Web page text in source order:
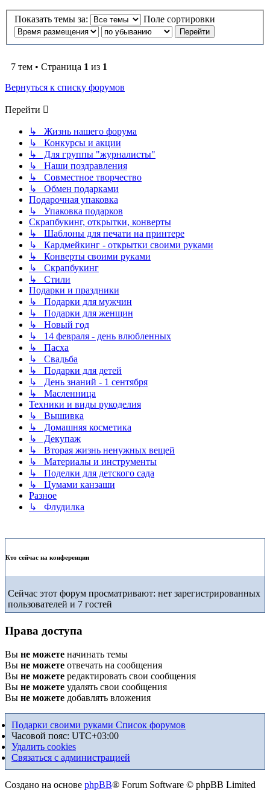
Показать темы за: Поле сортировки
7 тем • Страница 1 из 1
Вернуться к списку форумов
Перейти
↳ Жизнь нашего форума
↳ Конкурсы и акции
↳ Для группы "журналисты"
↳ Наши поздравления
↳ Совместное творчество
↳ Обмен подарками
Подарочная упаковка
↳ Упаковка подарков
Скрапбукинг, открытки, конверты
↳ Шаблоны для печати на принтере
↳ Кардмейкинг - открытки своими руками
↳ Конверты своими руками
↳ Скрапбукинг
↳ Стили
Подарки и праздники
↳ Подарки для мужчин
↳ Подарки для женщин
↳ Новый год
↳ 14 февраля - день влюбленных
↳ Пасха
↳ Свадьба
↳ Подарки для детей
↳ День знаний - 1 сентября
↳ Масленница
Техники и виды рукоделия
↳ Вышивка
↳ Домашняя косметика
↳ Декупаж
↳ Вторая жизнь ненужных вещей
↳ Материалы и инструменты
↳ Поделки для детского сада
↳ Цумами канзаши
Разное
↳ Флудилка
Кто сейчас на конференции
Сейчас этот форум просматривают: нет зарегистрированных
пользователей и 7 гостей
Права доступа
Вы не можете начинать темы
Вы не можете отвечать на сообщения
Вы не можете редактировать свои сообщения
Вы не можете удалять свои сообщения
Вы не можете добавлять вложения
Подарки своими руками Список форумов
Часовой пояс: UTC+03:00
Удалить cookies
Связаться с администрацией
Создано на основе phpBB® Forum Software © phpBB Limited